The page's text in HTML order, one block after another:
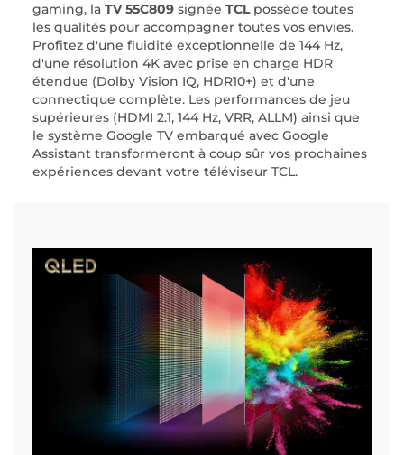
gaming, la TV 55C809 signée TCLpossède toutes
les qualités pour accompagner toutes vos envies.
Profitez d'une fluidité exceptionnelle de 144 Hz,
d'une résolution 4K avec prise en charge HDR
étendue (Dolby Vision IQ, HDR10+) et d'une
connectique complète. Les performances de jeu
supérieures (HDMI 2.1, 144 Hz, VRR, ALLM) ainsi que
le système Google TV embarqué avec Google
Assistant transformeront à coup sûr vos prochaines
expériences devant votre téléviseur TCL.